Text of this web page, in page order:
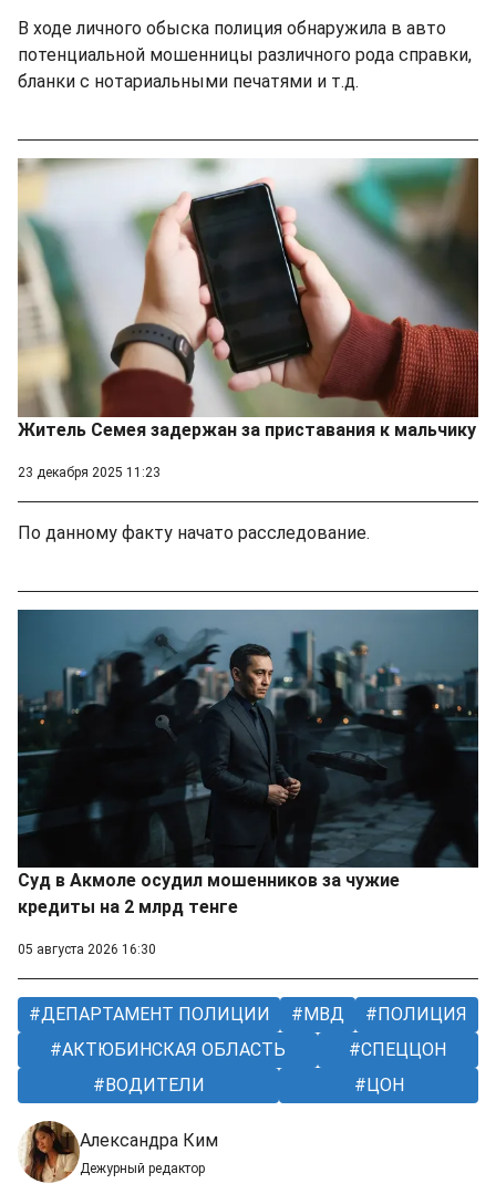
В ходе личного обыска полиция обнаружила в авто
потенциальной мошенницы различного рода справки,
бланки с нотариальными печатями и т.д.
Житель Семея задержан за приставания к мальчику
23 декабря 2025 11:23
По данному факту начато расследование.
Суд в Акмоле осудил мошенников за чужие
кредиты на 2 млрд тенге
05 августа 2026 16:30
ДЕПАРТАМЕНТ ПОЛИЦИИ МВД
ПОЛИЦИЯ
АКТЮБИНСКАЯ ОБЛАСТЬ
СПЕЦЦОН
ВОДИТЕЛИ
ЦОН
Александра Ким
Дежурный редактор